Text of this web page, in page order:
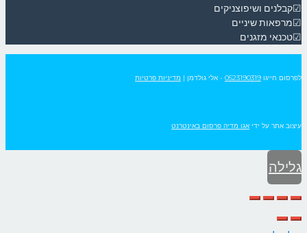
☑קבלנים ושיפוצניקים
☑מרפאות שיניים
☑טכנאי מזגנים
לפרסום חייגו 0523190319 - אלי גולדמן | מדיניות פרטיות
עיצוב אתר על ידי אגו מדיה פרסום באינטרנט
גלילה
לראש